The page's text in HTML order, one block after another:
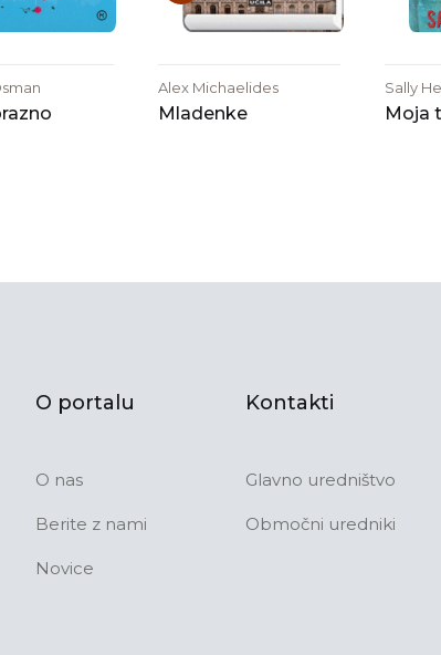
Alex Michaelides
Mladenke
Sally
Moja
O portalu
O nas
Berite z nami
Novice
Kontakti
Glavno uredništvo
Območni uredniki